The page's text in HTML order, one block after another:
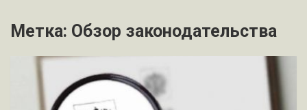
Метка: Обзор законодательства